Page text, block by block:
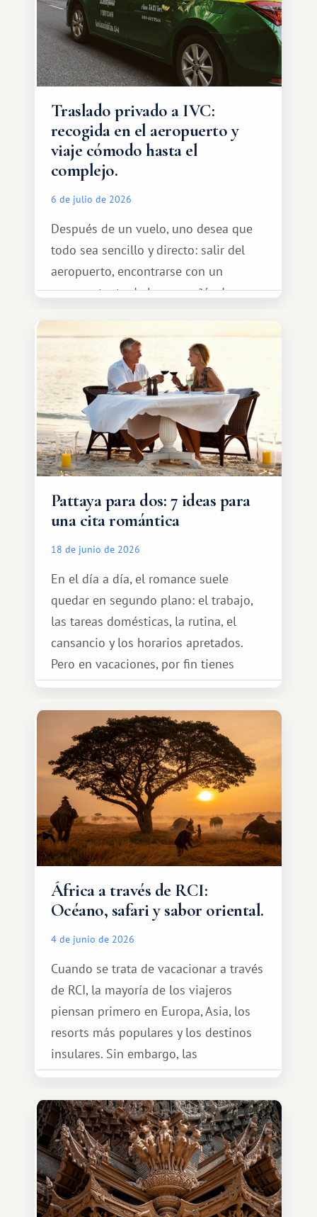
Traslado privado a IVC:
recogida en el aeropuerto y
viaje cómodo hasta el
complejo.
6 de julio de 2026
Después de un vuelo, uno desea que
todo sea sencillo y directo: salir del
aeropuerto, encontrarse con un
representante de la compañía de
tranquilamente hasta el complejo
turístico.
Pattaya para dos: 7 ideas para
una cita romántica
18 de junio de 2026
En el día a día, el romance suele
quedar en segundo plano: el trabajo,
las tareas domésticas, la rutina, el
cansancio y los horarios apretados.
Pero en vacaciones, por fin tienes
espacio para dos y ganas de hacer algo
qué ser algo grandioso, pero sí algo
cálido y memorable.
África a través de RCI:
Océano, safari y sabor oriental.
4 de junio de 2026
Cuando se trata de vacacionar a través
de RCI, la mayoría de los viajeros
piensan primero en Europa, Asia, los
resorts más populares y los destinos
insulares. Sin embargo, las
oportunidades que ofrece el sistema
amplias. Entre ellas se encuentra
África, un continente que ofrece una
experiencia de viaje completamente
diferente.